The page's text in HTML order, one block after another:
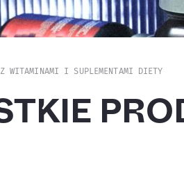
WITAMINAMI I SUPLEMENTAMI DIETY